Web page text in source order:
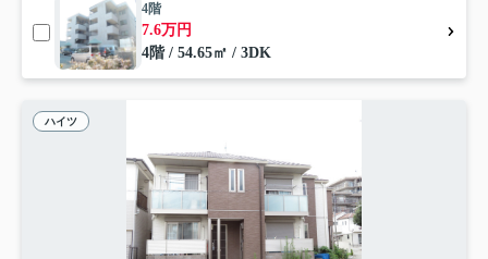
4階
7.6万円
4階 / 54.65㎡ / 3DK
ハイツ